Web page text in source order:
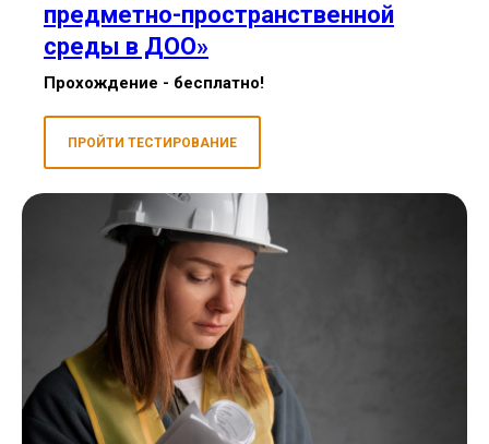
предметно-пространственной
среды в ДОО»
Прохождение - бесплатно!
ПРОЙТИ ТЕСТИРОВАНИЕ